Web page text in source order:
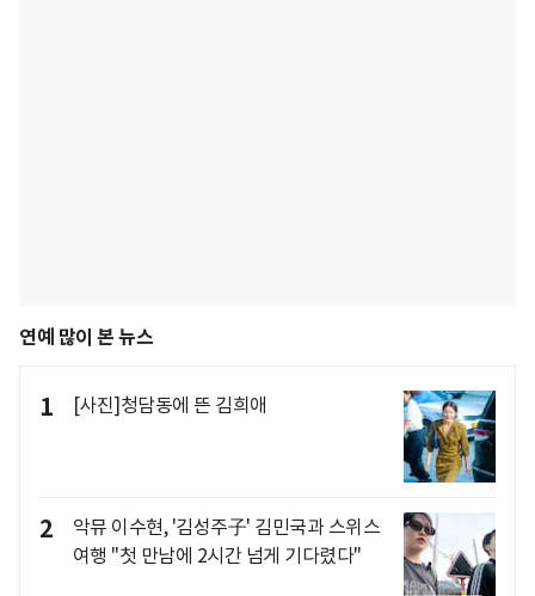
연예 많이 본 뉴스
1 [사진]청담동에 뜬 김희애
2
악뮤 이수현, '김성주子' 김민국과 스위스
여행 "첫 만남에 2시간 넘게 기다렸다"